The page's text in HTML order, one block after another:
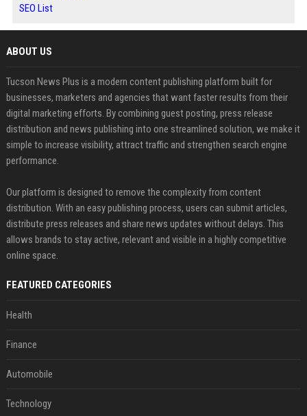
SEO List
ABOUT US
Tucson News Plus is a modern content publishing platform built for
businesses, marketers and agencies that want faster results from their
digital marketing efforts. By combining guest posting, press release
distribution and news publishing into one streamlined solution, we make it
simple to increase visibility, attract traffic and strengthen search engine
performance.
Our platform is designed to remove the complexity from content
distribution. With an easy publishing process, users can submit articles,
distribute press releases and share news updates without delays. This
allows brands to stay active, relevant and visible in a highly competitive
online space.
FEATURED CATEGORIES
Health
Finance
Automobile
Technology